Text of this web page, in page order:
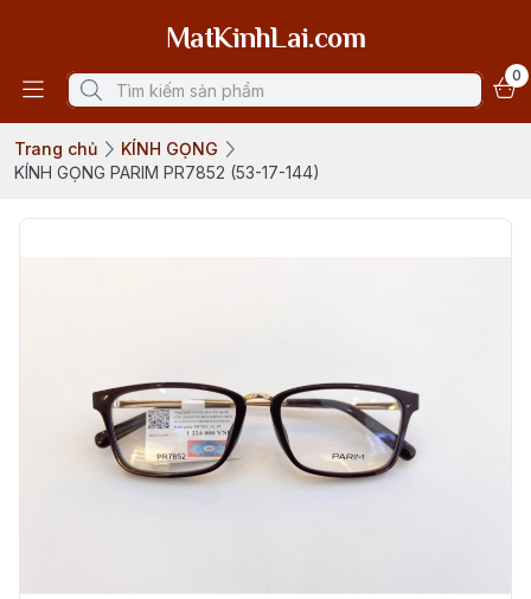
MatKinhLai.com
0
Trang chủ
KÍNH GỌNG
KÍNH GỌNG PARIM PR7852 (53-17-144)